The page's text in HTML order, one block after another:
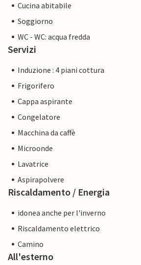
Cucina abitabile
Soggiorno
WC - WC: acqua fredda
Servizi
Induzione : 4 piani cottura
Frigorifero
Cappa aspirante
Congelatore
Macchina da caffè
Microonde
Lavatrice
Aspirapolvere
Riscaldamento / Energia
idonea anche per l'inverno
Riscaldamento elettrico
Camino
All'esterno